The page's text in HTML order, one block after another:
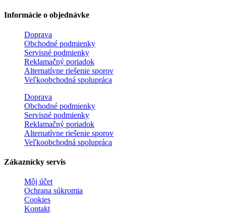
Informácie o objednávke
Doprava
Obchodné podmienky
Servisné podmienky
Reklamačný poriadok
Alternatívne riešenie sporov
Veľkoobchodná spolupráca
Doprava
Obchodné podmienky
Servisné podmienky
Reklamačný poriadok
Alternatívne riešenie sporov
Veľkoobchodná spolupráca
Zákaznícky servis
Môj účet
Ochrana súkromia
Cookies
Kontakt